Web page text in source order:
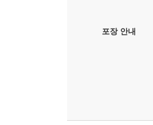
포장 안내